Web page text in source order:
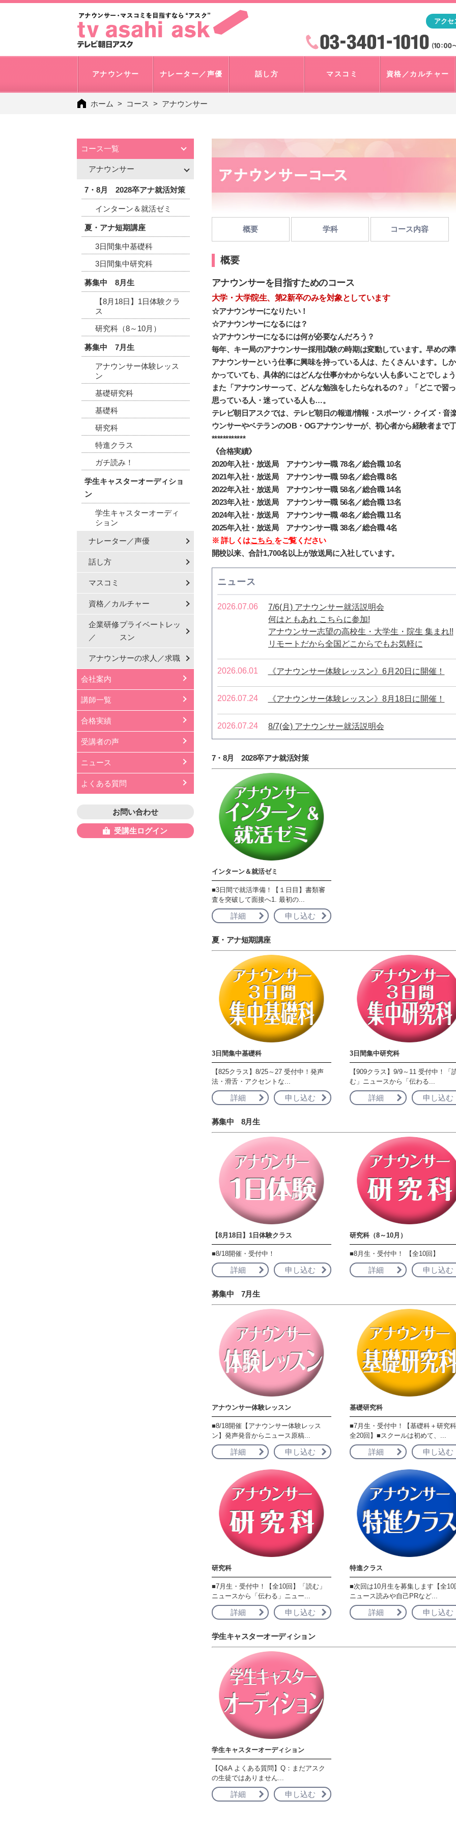
「アナウンサー・マスコミを目指すなら"アスク"」テレビ
アクセ
検索
アナウンサー ナレーター／声優 話し方 マスコミ 資格／カルチャー
ホーム コース アナウンサー
コース一覧
アナウンサー
7・8月 2028卒アナ就活対策
インターン＆就活ゼミ
夏・アナ短期講座
3日間集中基礎科
3日間集中研究科
募集中 8月生
【8月18日】1日体験クラ
ス
研究科（8～10月）
募集中 7月生
アナウンサー体験レッス
ン
基礎研究科
基礎科
研究科
特進クラス
ガチ読み！
学生キャスターオーディショ
ン
学生キャスターオーディ
ション
ナレーター／声優
話し方
マスコミ
資格／カルチャー
企業研修
／
プライベートレッ
スン
アナウンサーの求人／求職
会社案内
講師一覧
合格実績
受講者の声
ニュース
よくある質問
お問い合わせ
受講生ログイン
概要 学科 コース内容
概要
アナウンサーを目指すためのコース
大学・大学院生、第2新卒のみを対象としています
☆アナウンサーになりたい！
☆アナウンサーになるには？
☆アナウンサーになるには何が必要なんだろう？
毎年、キー局のアナウンサー採用試験の時期は変動しています。早めの
アナウンサーという仕事に興味を持っている人は、たくさんいます。し
かっていても、具体的にはどんな仕事かわからない人も多いことでしょ
また「アナウンサーって、どんな勉強をしたらなれるの？」「どこで習
思っている人・迷っている人も…。
テレビ朝日アスクでは、テレビ朝日の報道/情報・スポーツ・クイズ・音
ウンサーやベテランのOB・OGアナウンサーが、初心者から経験者まで
************
《合格実績》
2020年入社・放送局 アナウンサー職 78名／総合職 10名
2021年入社・放送局 アナウンサー職 59名／総合職 8名
2022年入社・放送局 アナウンサー職 58名／総合職 14名
2023年入社・放送局 アナウンサー職 56名／総合職 13名
2024年入社・放送局 アナウンサー職 48名／総合職 11名
2025年入社・放送局 アナウンサー職 38名／総合職 4名
※ 詳しくはこちら をご覧ください
開校以来、合計1,700名以上が放送局に入社しています。
ニュース
2026.07.06
7/6(月) アナウンサー就活説明会
何はともあれ こちらに参加!
アナウンサー志望の高校生・大学生・院生 集まれ!!
リモートだから全国どこからでもお気軽に
2026.06.01 《アナウンサー体験レッスン》6月20日に開催！
2026.07.24 《アナウンサー体験レッスン》8月18日に開催！
2026.07.24
8/7(金) アナウンサー就活説明会
何はともあれ こちらに参加!
リモートだから全国どこからでもお気軽に
7・8月 2028卒アナ就活対策
インターン＆就活ゼミ
■3日間で就活準備！【１日目】書類審
査を突破して面接へ1. 最初の...
詳細 申し込む
夏・アナ短期講座
3日間集中基礎科
【825クラス】8/25～27 受付中！発声
法・滑舌・アクセントな...
詳細 申し込む
3日間集中研究科
【909クラス】9/9～11 受付中！「
む」ニュースから「伝わる...
詳細 申し込む
募集中 8月生
【8月18日】1日体験クラス
■8/18開催・受付中！
詳細 申し込む
研究科（8～10月）
■8月生・受付中！ 【全10回】
詳細 申し込む
募集中 7月生
アナウンサー体験レッスン
■8/18開催【アナウンサー体験レッス
ン】発声発音からニュース原稿...
詳細 申し込む
基礎研究科
■7月生・受付中！【基礎科＋研究
全20回】■スクールは初めて、...
詳細 申し込む
研究科
■7月生・受付中！【全10回】「読む」
ニュースから「伝わる」ニュー...
詳細 申し込む
特進クラス
■次回は10月生を募集します【全10
ニュース読みや自己PRなど...
詳細 申し込む
学生キャスターオーディション
学生キャスターオーディション
【Q&A よくある質問】Q：まだアスク
の生徒ではありません...
詳細 申し込む